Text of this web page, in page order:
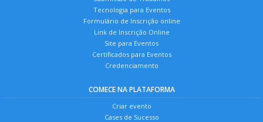
Tecnologia para Eventos
Formulário de Inscrição online
Link de Inscrição Online
Site para Eventos
Certificados para Eventos
Credenciamento
COMECE NA PLATAFORMA
Criar evento
Cases de Sucesso